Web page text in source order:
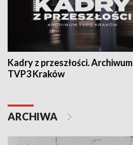
Kadry z przeszłości. Archiwum
TVP3 Kraków
ARCHIWA